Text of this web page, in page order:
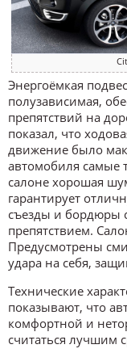
Энергоёмкая
полузависимая,
препятствий на
показал, что
движение было
автомобиля самые
салоне хорошая
гарантирует
съезды и бордюры
препятствием.
Предусмотрены
удара на себя,
Технические
показывают, что
комфортной и
считаться лучшим